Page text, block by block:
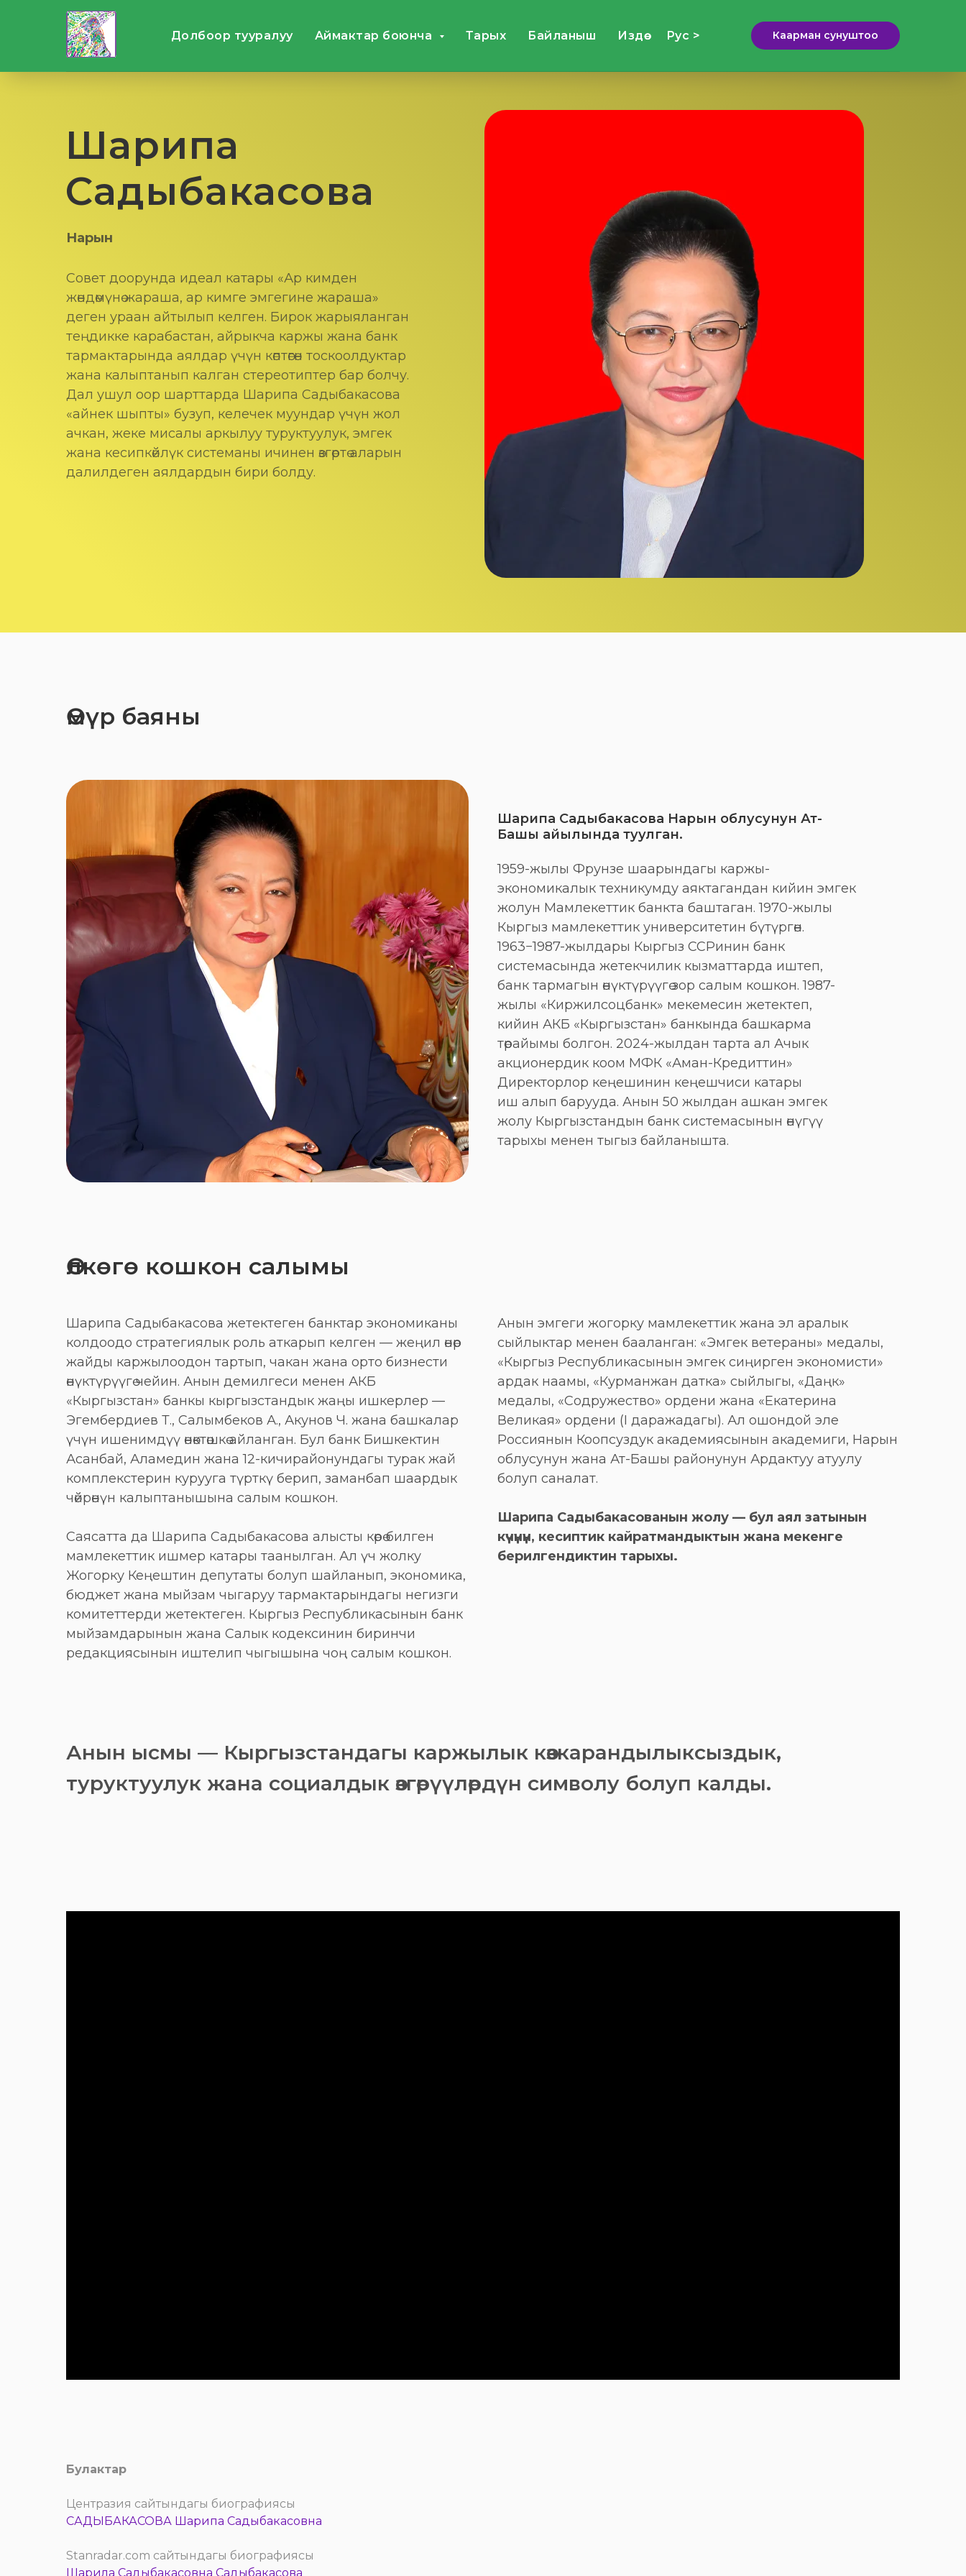
Долбоор тууралуу Аймактар боюнча Тарых Байланыш Издөө Рус > Каарман сунуштоо
Шарипа
Садыбакасова
Нарын
Совет доорунда идеал катары «Ар кимден
жөндөмүнө жараша, ар кимге эмгегине жараша»
деген ураан айтылып келген. Бирок жарыяланган
теңдикке карабастан, айрыкча каржы жана банк
тармактарында аялдар үчүн көптөгөн тоскоолдуктар
жана калыптанып калган стереотиптер бар болчу.
Дал ушул оор шарттарда Шарипа Садыбакасова
«айнек шыпты» бузуп, келечек муундар үчүн жол
ачкан, жеке мисалы аркылуу туруктуулук, эмгек
жана кесипкөйлүк системаны ичинен өзгөртө аларын
далилдеген аялдардын бири болду.
Өмүр баяны
Шарипа Садыбакасова Нарын облусунун Ат-
Башы айылында туулган.
1959-жылы Фрунзе шаарындагы каржы-
экономикалык техникумду аяктагандан кийин эмгек
жолун Мамлекеттик банкта баштаган. 1970-жылы
Кыргыз мамлекеттик университетин бүтүргөн.
1963−1987-жылдары Кыргыз ССРинин банк
системасында жетекчилик кызматтарда иштеп,
банк тармагын өнүктүрүүгө зор салым кошкон. 1987-
жылы «Киржилсоцбанк» мекемесин жетектеп,
кийин АКБ «Кыргызстан» банкында башкарма
төрайымы болгон. 2024-жылдан тарта ал Ачык
акционердик коом МФК «Аман-Кредиттин»
Директорлор кеңешинин кеңешчиси катары
иш алып барууда. Анын 50 жылдан ашкан эмгек
жолу Кыргызстандын банк системасынын өнүгүү
тарыхы менен тыгыз байланышта.
Өлкөгө кошкон салымы
Шарипа Садыбакасова жетектеген банктар экономиканы
колдоодо стратегиялык роль аткарып келген — жеңил өнөр
жайды каржылоодон тартып, чакан жана орто бизнести
өнүктүрүүгө чейин. Анын демилгеси менен АКБ
«Кыргызстан» банкы кыргызстандык жаңы ишкерлер —
Эгембердиев Т., Салымбеков А., Акунов Ч. жана башкалар
үчүн ишенимдүү өнөктөшкө айланган. Бул банк Бишкектин
Асанбай, Аламедин жана 12-кичирайонундагы турак жай
комплекстерин курууга түрткү берип, заманбап шаардык
чөйрөнүн калыптанышына салым кошкон.
Саясатта да Шарипа Садыбакасова алысты көрө билген
мамлекеттик ишмер катары таанылган. Ал үч жолку
Жогорку Кеңештин депутаты болуп шайланып, экономика,
бюджет жана мыйзам чыгаруу тармактарындагы негизги
комитеттерди жетектеген. Кыргыз Республикасынын банк
мыйзамдарынын жана Салык кодексинин биринчи
редакциясынын иштелип чыгышына чоң салым кошкон.
Анын эмгеги жогорку мамлекеттик жана эл аралык
сыйлыктар менен бааланган: «Эмгек ветераны» медалы,
«Кыргыз Республикасынын эмгек сиңирген экономисти»
ардак наамы, «Курманжан датка» сыйлыгы, «Даңк»
медалы, «Содружество» ордени жана «Екатерина
Великая» ордени (I даражадагы). Ал ошондой эле
Россиянын Коопсуздук академиясынын академиги, Нарын
облусунун жана Ат-Башы районунун Ардактуу атуулу
болуп саналат.
Шарипа Садыбакасованын жолу — бул аял затынын
күчүнүн, кесиптик кайратмандыктын жана мекенге
берилгендиктин тарыхы.
Анын ысмы — Кыргызстандагы каржылык көзкарандылыксыздык,
туруктуулук жана социалдык өзгөрүүлөрдүн символу болуп калды.
Булактар
Центразия сайтындагы биографиясы
САДЫБАКАСОВА Шарипа Садыбакасовна
Stanradar.com сайтындагы биографиясы
Шарила Садыбакасовна Садыбакасова